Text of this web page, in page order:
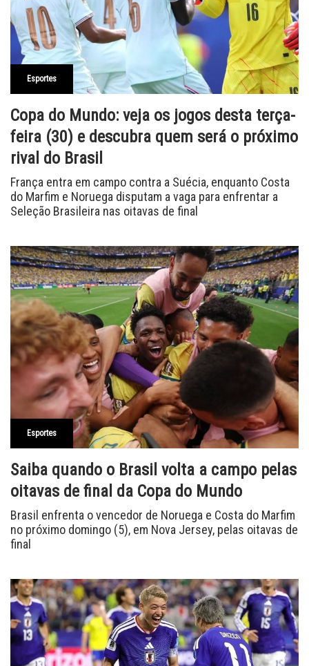
Esportes
Copa do Mundo: veja os jogos desta terça-
feira (30) e descubra quem será o próximo
rival do Brasil
França entra em campo contra a Suécia, enquanto Costa
do Marfim e Noruega disputam a vaga para enfrentar a
Seleção Brasileira nas oitavas de final
Esportes
Saiba quando o Brasil volta a campo pelas
oitavas de final da Copa do Mundo
Brasil enfrenta o vencedor de Noruega e Costa do Marfim
no próximo domingo (5), em Nova Jersey, pelas oitavas de
final